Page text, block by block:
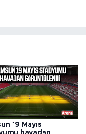
19 Mayıs
havadan